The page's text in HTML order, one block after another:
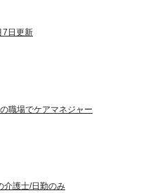
7日更新
職場でケアマネジャー
介護士/日勤のみ